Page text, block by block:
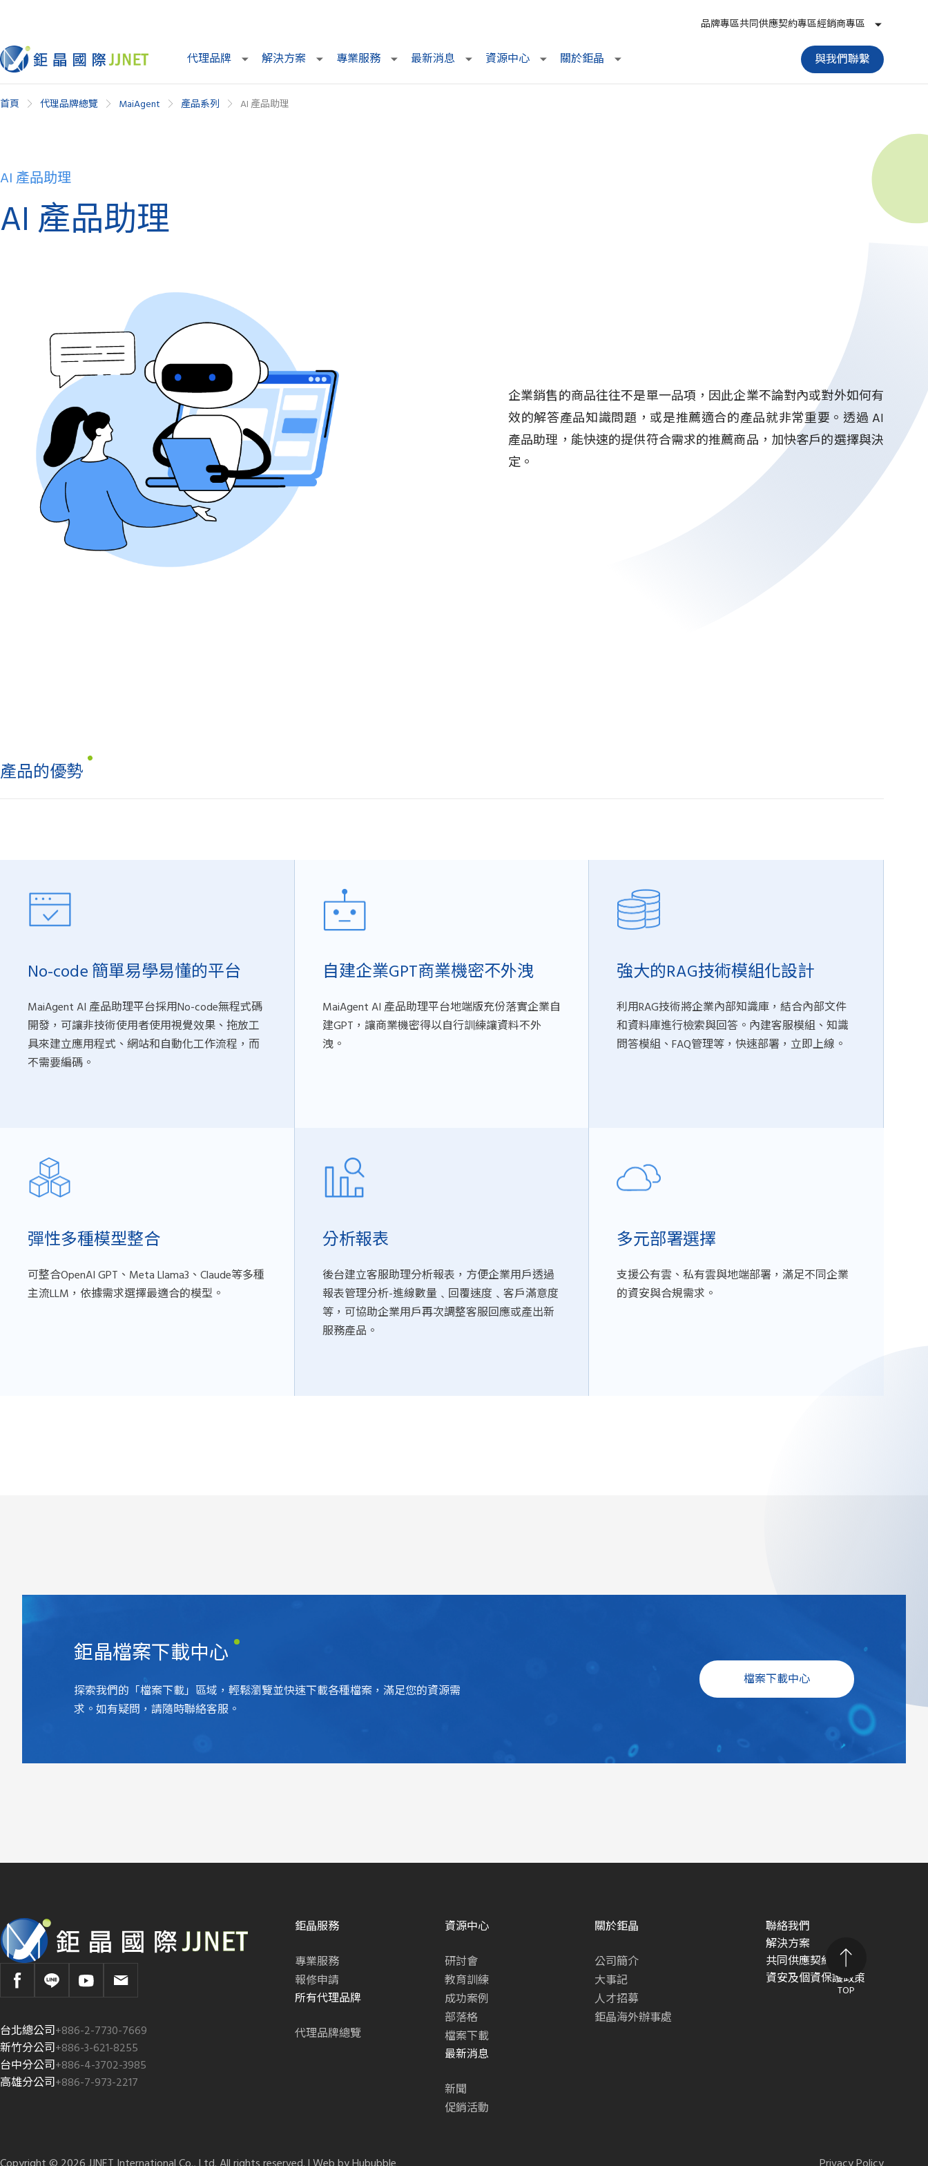
品牌專區共同供應契約專區經銷商專區
代理品牌 解決方案 專業服務 最新消息 資源中心 關於鉅晶 與我們聯繫
首頁 代理品牌總覽 MaiAgent 產品系列 AI 產品助理
AI 產品助理
AI 產品助理
企業銷售的商品往往不是單一品項，因此企業不論對內或對外如何有
效的解答產品知識問題，或是推薦適合的產品就非常重要。透過 AI
產品助理，能快速的提供符合需求的推薦商品，加快客戶的選擇與決
定。
產品的優勢
No-code 簡單易學易懂的平台
MaiAgent AI 產品助理平台採用No-code無程式碼
開發，可讓非技術使用者使用視覺效果、拖放工
具來建立應用程式、網站和自動化工作流程，而
不需要編碼。
自建企業GPT商業機密不外洩
MaiAgent AI 產品助理平台地端版充份落實企業自
建GPT，讓商業機密得以自行訓練讓資料不外
洩。
強大的RAG技術模組化設計
利用RAG技術將企業內部知識庫，結合內部文件
和資料庫進行檢索與回答。內建客服模組、知識
問答模組、FAQ管理等，快速部署，立即上線。
彈性多種模型整合
可整合OpenAI GPT、Meta Llama3、Claude等多種
主流LLM，依據需求選擇最適合的模型。
分析報表
後台建立客服助理分析報表，方便企業用戶透過
報表管理分析-進線數量﹑回覆速度﹑客戶滿意度
等，可協助企業用戶再次調整客服回應或產出新
服務產品。
多元部署選擇
支援公有雲、私有雲與地端部署，滿足不同企業
的資安與合規需求。
鉅晶檔案下載中心
探索我們的「檔案下載」區域，輕鬆瀏覽並快速下載各種檔案，滿足您的資源需
求。如有疑問，請隨時聯絡客服。
檔案下載中心
TOP
台北總公司+886-2-7730-7669
新竹分公司+886-3-621-8255
台中分公司+886-4-3702-3985
高雄分公司+886-7-973-2217
鉅晶服務
專業服務
報修申請
所有代理品牌
代理品牌總覽
資源中心
研討會
教育訓練
成功案例
部落格
檔案下載
最新消息
新聞
促銷活動
關於鉅晶
公司簡介
大事記
人才招募
鉅晶海外辦事處
聯絡我們
解決方案
共同供應契約專區
資安及個資保護政策